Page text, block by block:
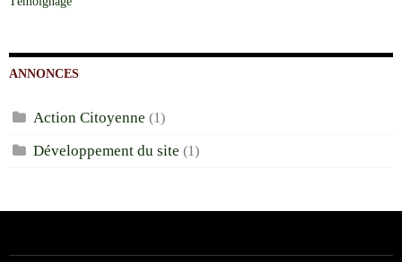
ANNONCES
Action Citoyenne (1)
Développement du site (1)